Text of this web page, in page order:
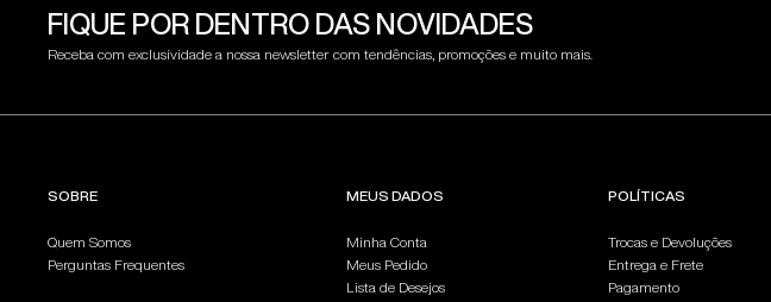
FIQUE POR DENTRO DAS NOVIDADES
Receba com exclusividade a nossa newsletter com tendências, promoções e muito mais.
SOBRE
Quem Somos
Perguntas Frequentes
MEUS DADOS
Minha Conta
Meus Pedido
Lista de Desejos
POLÍTICAS
Trocas e Devoluções
Entrega e Frete
Pagamento